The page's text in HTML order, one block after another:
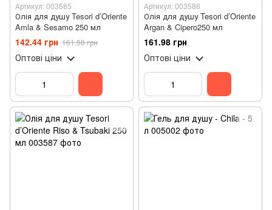
Артикул: 003585
Олія для душу Tesori d’Oriente
Amla & Sesamo 250 мл
142.44 грн 161.98 грн
Оптові ціни
Артикул: 003586
Олія для душу Tesori d’Oriente
Argan & Cipero250 мл
161.98 грн
Оптові ціни